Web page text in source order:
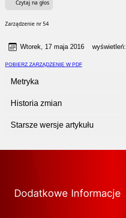
Czytaj na głos
Zarządzenie nr 54
Wtorek, 17 maja 2016 wyświetleń:
POBIERZ ZARZĄDZENIE W PDF
Metryka
Historia zmian
Starsze wersje artykułu
Dodatkowe Informacje